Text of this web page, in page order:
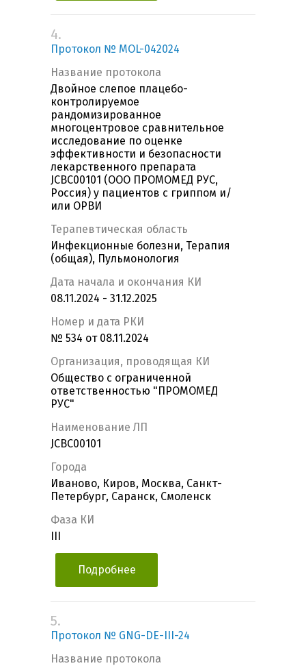
4.
Протокол № MOL-042024
Название протокола
Двойное слепое плацебо-
контролируемое
рандомизированное
многоцентровое сравнительное
исследование по оценке
эффективности и безопасности
лекарственного препарата
JCBC00101 (ООО ПРОМОМЕД РУС,
Россия) у пациентов с гриппом и/
или ОРВИ
Терапевтическая область
Инфекционные болезни, Терапия
(общая), Пульмонология
Дата начала и окончания КИ
08.11.2024 - 31.12.2025
Номер и дата РКИ
№ 534 от 08.11.2024
Организация, проводящая КИ
Общество с ограниченной
ответственностью "ПРОМОМЕД
РУС"
Наименование ЛП
JCBC00101
Города
Иваново, Киров, Москва, Санкт-
Петербург, Саранск, Смоленск
Фаза КИ
Подробнее
5.
Протокол № GNG-DE-III-24
Название протокола